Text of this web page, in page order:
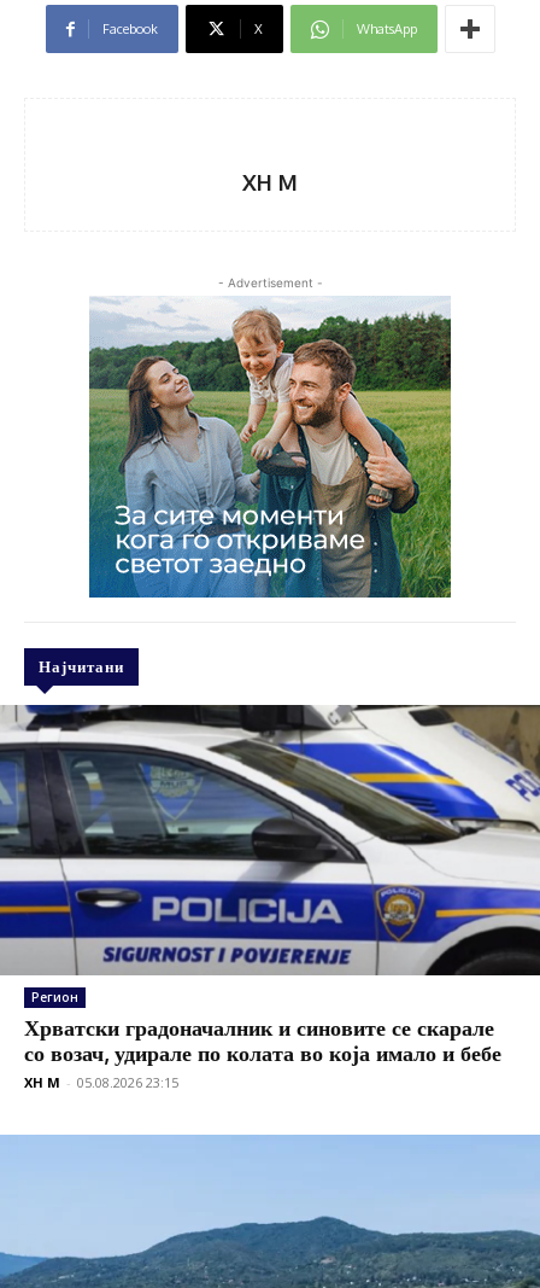
Facebook X WhatsApp
XH M
- Advertisement -
Најчитани
Регион
Хрватски градоначалник и синовите се скарале
со возач, удирале по колата во која имало и бебе
XH M - 05.08.2026 23:15